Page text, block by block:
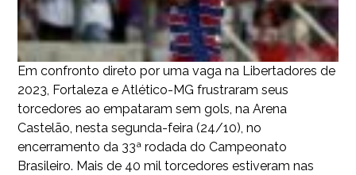
Em confronto direto por uma vaga na Libertadores de
2023, Fortaleza e Atlético-MG frustraram seus
torcedores ao empataram sem gols, na Arena
Castelão, nesta segunda-feira (24/10), no
encerramento da 33ª rodada do Campeonato
Brasileiro. Mais de 40 mil torcedores estiveram nas